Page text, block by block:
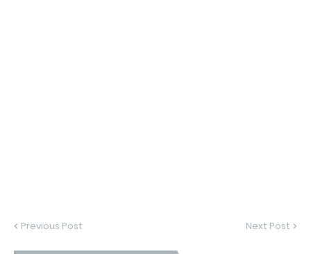
Previous Post Next Post